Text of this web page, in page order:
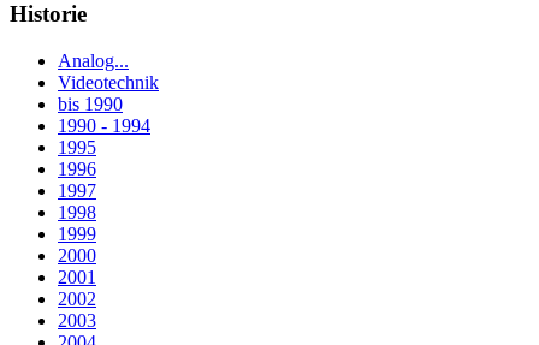
Historie
Analog...
Videotechnik
bis 1990
1990 - 1994
1995
1996
1997
1998
1999
2000
2001
2002
2003